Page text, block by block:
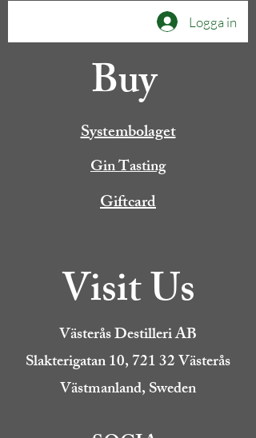
Logga in
Buy
Systembolaget
Gin Tasting
Giftcard
Visit Us
Västerås Destilleri AB
Slakterigatan 10, 721 32 Västerås
Västmanland, Sweden